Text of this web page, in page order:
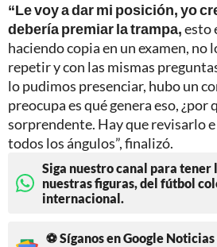
“Le voy a dar mi posición, yo
debería premiar la trampa,esto
haciendo copia en un examen, no
repetir y con las mismas
lo pudimos presenciar, hubo un
preocupa es qué genera eso, ¿por
sorprendente. Hay que revisarlo
todos los ángulos”, finalizó.
Siga nuestro canal para tener
nuestras figuras, del fútbol
internacional.
⚽ Síganos en Google